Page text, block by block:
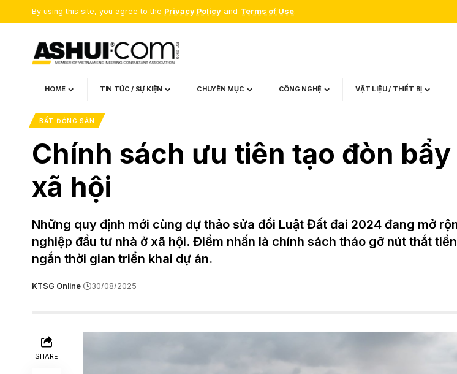
By using this site, you agree to the Privacy Policy and Terms of Use.
HOME TIN TỨC / SỰ KIỆN CHUYÊN MỤC CÔNG NGHỆ VẬT LIỆU / THIẾT BỊ
BẤT ĐỘNG SẢN
Chính sách ưu tiên tạo đòn
xã hội
Những quy định mới cùng dự thảo sửa đổi Luật Đất đai 2024 đang mở
nghiệp đầu tư nhà ở xã hội. Điểm nhấn là chính sách tháo gỡ nút thắt
ngắn thời gian triển khai dự án.
KTSG Online 30/08/2025
SHARE